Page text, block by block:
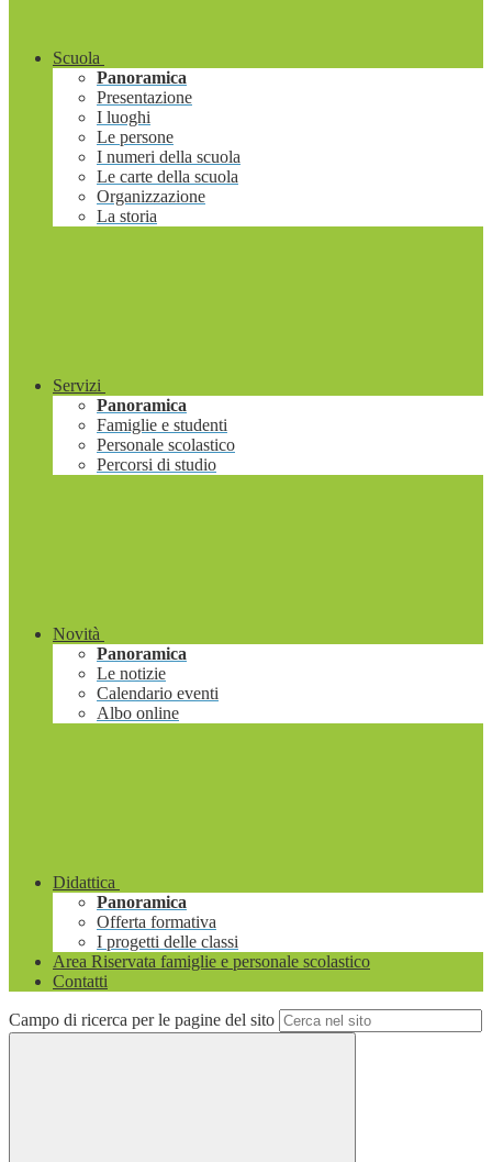
Scuola
Panoramica
Presentazione
I luoghi
Le persone
I numeri della scuola
Le carte della scuola
Organizzazione
La storia
Servizi
Panoramica
Famiglie e studenti
Personale scolastico
Percorsi di studio
Novità
Panoramica
Le notizie
Calendario eventi
Albo online
Didattica
Panoramica
Offerta formativa
I progetti delle classi
Area Riservata famiglie e personale scolastico
Contatti
Campo di ricerca per le pagine del sito